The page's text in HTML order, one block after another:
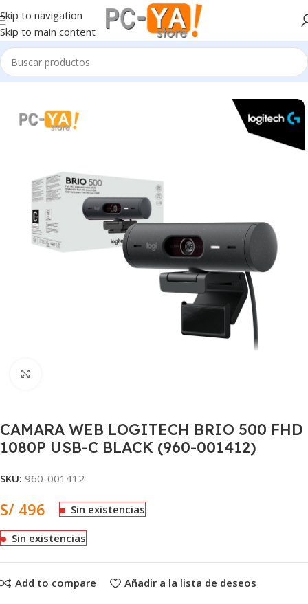
Skip to navigation
Skip to main content
Inicio Periféricos
CAMARA WEB LOGITECH BRIO 500 FHD
1080P USB-C BLACK (960-001412)
SKU: 960-001412
S/ 496 Sin existencias
Sin existencias
Add to compare Añadir a la lista de deseos